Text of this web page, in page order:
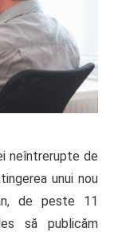
neîntrerupte de
unui nou
de peste 11
să publicăm